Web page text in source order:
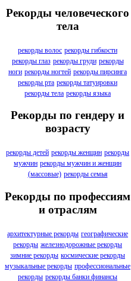
Рекорды человеческого
тела
рекорды волос рекорды гибкости
рекорды глаз рекорды груди рекорды
ноги рекорды ногтей рекорды пирсинга
рекорды рта рекорды татуировки
рекорды тела рекорды языка
Рекорды по гендеру и
возрасту
рекорды детей рекорды женщин рекорды
мужчин рекорды мужчин и женщин
(массовые) рекорды семья
Рекорды по профессиям
и отраслям
архитектурные рекорды географические
рекорды железнодорожные рекорды
зимние рекорды космические рекорды
музыкальные рекорды профессиональные
рекорды рекорды банки финансы